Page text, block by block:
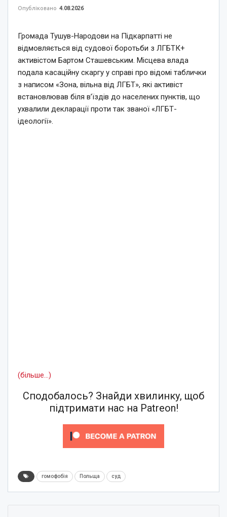
Опубліковано 4.08.2026
Громада Тушув-Народови на Підкарпатті не
відмовляється від судової боротьби з ЛГБТК+
активістом Бартом Сташевським. Місцева влада
подала касаційну скаргу у справі про відомі таблички
з написом «Зона, вільна від ЛГБТ», які активіст
встановлював біля в’їздів до населених пунктів, що
ухвалили декларації проти так званої «ЛГБТ-
ідеології».
(більше…)
Сподобалось? Знайди хвилинку, щоб
підтримати нас на Patreon!
гомофобія Польща суд